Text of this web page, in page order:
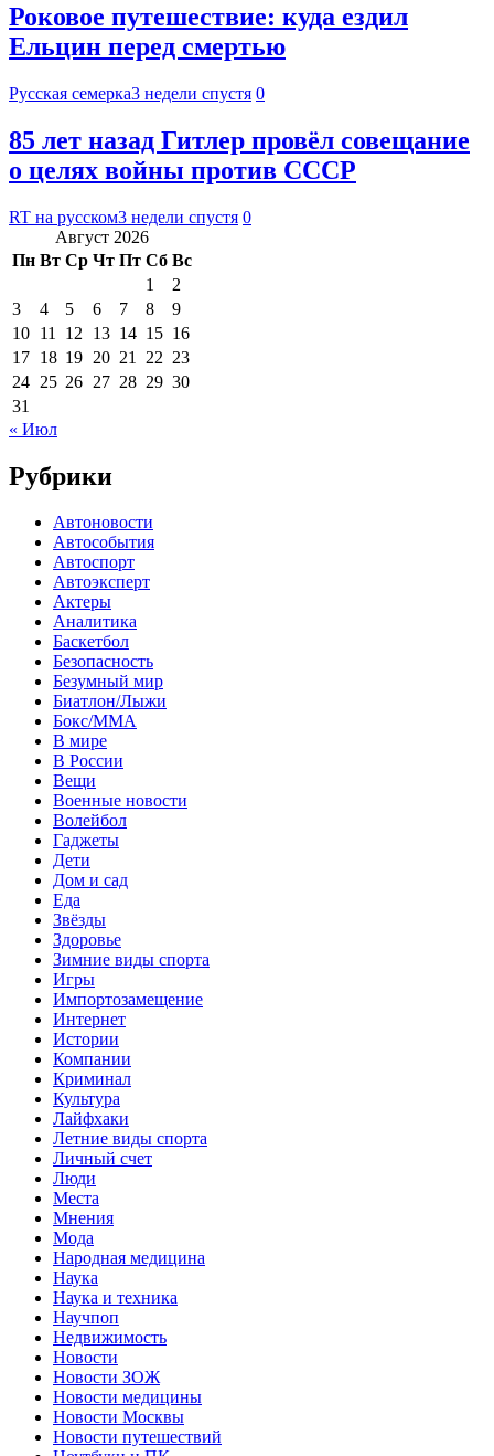
Роковое путешествие: куда ездил
Ельцин перед смертью
Русская семерка3 недели спустя 0
85 лет назад Гитлер провёл совещание
о целях войны против СССР
RT на русском3 недели спустя 0
Август 2026
Пн Вт Ср Чт Пт Сб Вс
1
2
3
4 5 6 7 8
9
10 11 12 13 14 15 16
17 18 19 20 21 22 23
24 25 26 27 28 29 30
31
« Июл
Рубрики
Автоновости
Автособытия
Автоспорт
Автоэксперт
Актеры
Аналитика
Баскетбол
Безопасность
Безумный мир
Биатлон/Лыжи
Бокс/MMA
В мире
В России
Вещи
Военные новости
Волейбол
Гаджеты
Дети
Дом и сад
Еда
Звёзды
Здоровье
Зимние виды спорта
Игры
Импортозамещение
Интернет
Истории
Компании
Криминал
Культура
Лайфхаки
Летние виды спорта
Личный счет
Люди
Места
Мнения
Мода
Народная медицина
Наука
Наука и техника
Научпоп
Недвижимость
Новости
Новости ЗОЖ
Новости медицины
Новости Москвы
Новости путешествий